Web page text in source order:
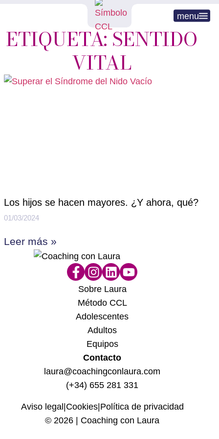
menu
ETIQUETA: SENTIDO
VITAL
Los hijos se hacen mayores. ¿Y ahora, qué?
01/03/2024
Leer más »
Sobre Laura
Método CCL
Adolescentes
Adultos
Equipos
Contacto
laura@coachingconlaura.com
(+34) 655 281 331
© 2026 | Coaching con Laura
Aviso legal Cookies| Política de privacidad